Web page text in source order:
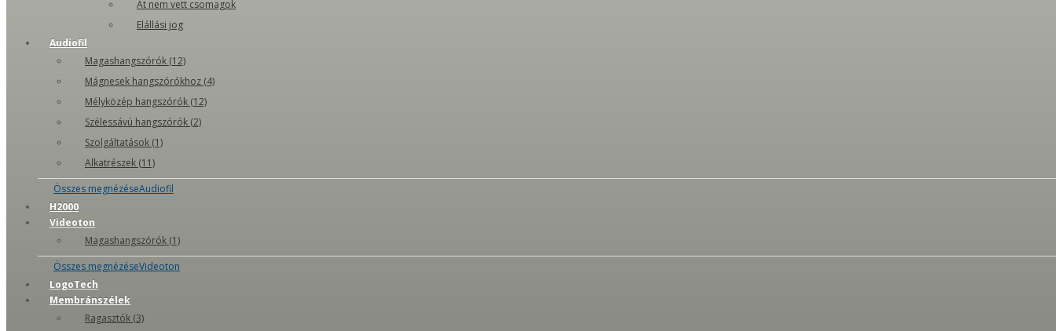
Át nem vett csomagok
Elállási jog
Audiofil
Magashangszórók (12)
Mágnesek hangszórókhoz (4)
Mélyközép hangszórók (12)
Szélessávú hangszórók (2)
Szolgáltatások (1)
Alkatrészek (11)
Összes megnézéseAudiofil
H2000
Videoton
Magashangszórók (1)
Összes megnézéseVideoton
LogoTech
Membránszélek
Ragasztók (3)